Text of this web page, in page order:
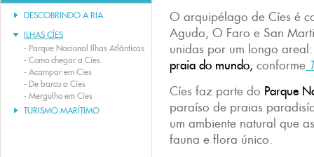
DESCOBRINDO A RIA
ILHAS CÍES
- Parque Nacional Ilhas Atlânticas
- Como chegar a Cíes
- Acampar em Cíes
- De barco a Cíes
- Mergulho em Cíes
TURISMO MARÍTIMO
O arquipélago de Cíes é
Agudo, O Faro e San
unidas por um longo
praia do mundo, conforme
Cíes faz parte do Parque
paraíso de praias
um ambiente natural que
fauna e flora único.